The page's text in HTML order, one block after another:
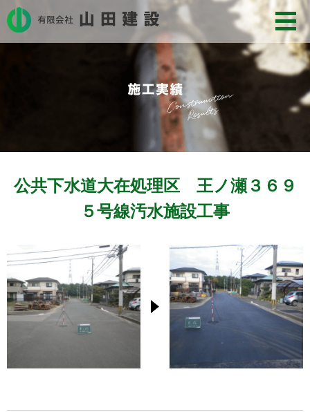
公共下水道大在処理区 王ノ瀬３６９
５号線汚水施設工事